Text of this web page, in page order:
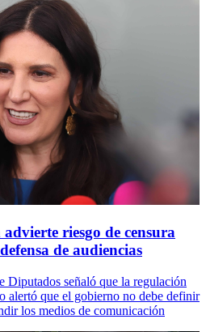
riesgo de censura
de audiencias
Diputados señaló que la regulación
alertó que el gobierno no debe definir
los medios de comunicación